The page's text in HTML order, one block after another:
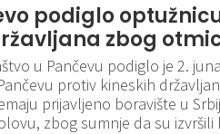
podiglo
zbog
u Pančevu podiglo je 2.
protiv kineskih
prijavljeno boravište u
zbog sumnje da su